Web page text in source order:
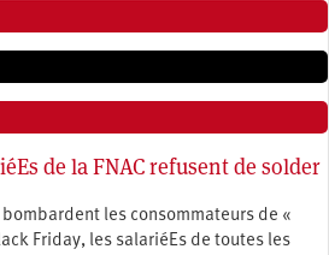
de la FNAC refusent de solder
les consommateurs de «
Friday, les salariéEs de toutes les